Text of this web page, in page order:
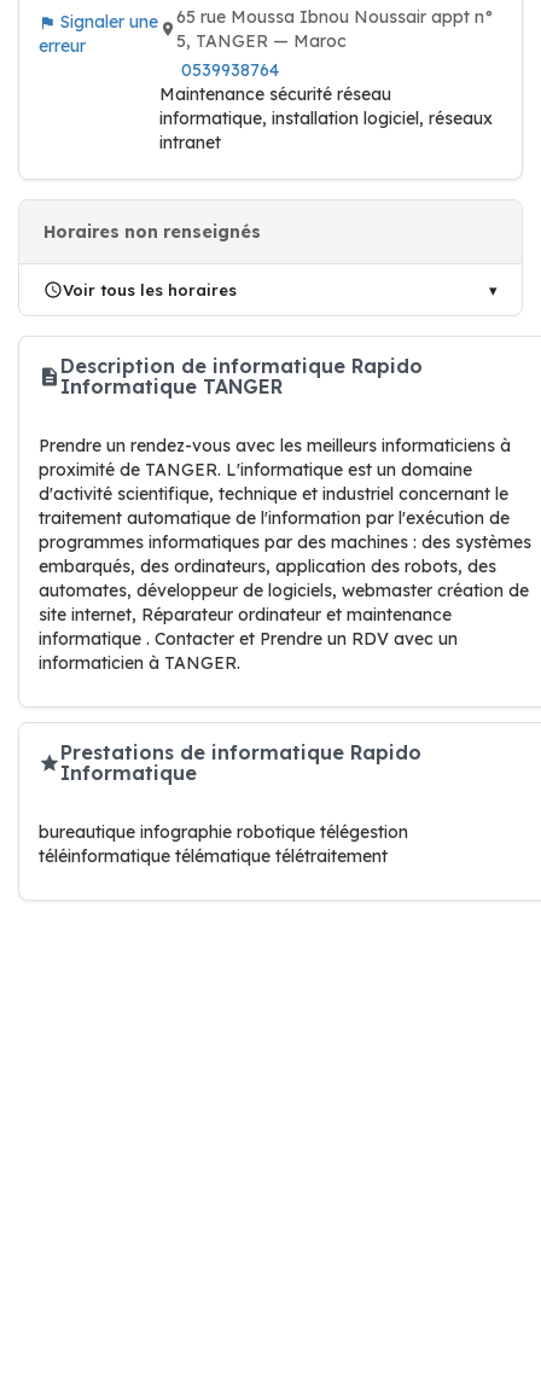
Signaler une
erreur
65 rue Moussa Ibnou Noussair appt n°
5, TANGER — Maroc
0539938764
Maintenance sécurité réseau
informatique, installation logiciel, réseaux
intranet
Horaires non renseignés
Voir tous les horaires
Description de informatique Rapido
Informatique TANGER
Prendre un rendez-vous avec les meilleurs informaticiens à
proximité de TANGER. L'informatique est un domaine
d'activité scientifique, technique et industriel concernant le
traitement automatique de l'information par l'exécution de
programmes informatiques par des machines : des systèmes
embarqués, des ordinateurs, application des robots, des
automates, développeur de logiciels, webmaster création de
site internet, Réparateur ordinateur et maintenance
informatique . Contacter et Prendre un RDV avec un
informaticien à TANGER.
Prestations de informatique Rapido
Informatique
bureautique infographie robotique télégestion
téléinformatique télématique télétraitement